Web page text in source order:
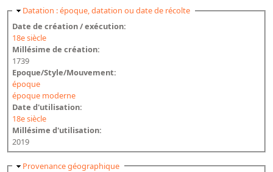
Listes et biographies des directeurs de départements
Implantations de la Bibliothèque nationale de France
Le fil de l'histoire (frise chonologique)
La Bibliothèque nationale de France à livre ouvert
Richelieu, Bibliothèques - Musée - Galeries
Gallica - Son histoire
Dépôt de la Commission de récupération artistique
Appels
Masquer
Datation : époque, datation ou date de récolte
Date de création / exécution:
18e siècle
Millésime de création:
1739
Epoque/Style/Mouvement:
époque
époque moderne
Date d'utilisation:
18e siècle
Millésime d'utilisation:
2019
Masquer
Provenance géographique